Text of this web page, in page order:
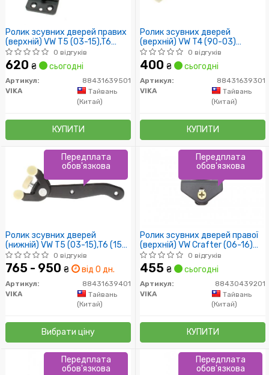
Ролик зсувних дверей правих
(верхній) VW T5 (03-15),T6
(15-) (88431639501) VIKA
0 відгуків
620 ₴ сьогодні
Артикул:
88431639501
VIKA
Тайвань
(Китай)
КУПИТИ
Ролик зсувних дверей
(верхній) VW T4 (90-03)
(88431639301) VIKA
0 відгуків
400 ₴ сьогодні
Артикул:
88431639301
VIKA
Тайвань
(Китай)
КУПИТИ
Ролик зсувних дверей
(нижній) VW T5 (03-15),T6 (15-)
(88431639401) VIKA
0 відгуків
765 - 950 ₴ від 0 дн.
Артикул:
88431639401
VIKA
Тайвань
(Китай)
Вибрати ціну
Передплата
обов'язкова
Ролик зсувних дверей правої
(верхній) VW Crafter (06-16)
(88430439201) VIKA
0 відгуків
455 ₴ сьогодні
Артикул:
88430439201
VIKA
Тайвань
(Китай)
КУПИТИ
Передплата
обов'язкова
Передплата
обов'язкова
Передплата
обов'язкова